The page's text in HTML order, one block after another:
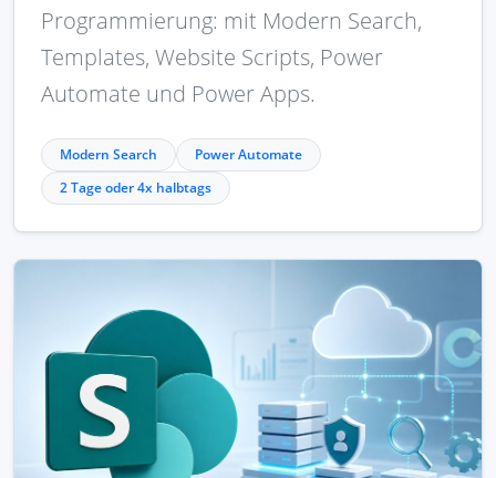
Programmierung: mit Modern Search,
Templates, Website Scripts, Power
Automate und Power Apps.
Modern Search
Power Automate
2 Tage oder 4x halbtags